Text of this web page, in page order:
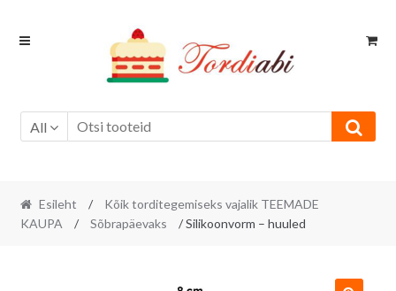
Skip
Skip
All
Esileht /
Kõik torditegemiseks vajalik TEEMADE
KAUPA
/ Sõbrapäevaks / Silikoonvorm – huuled